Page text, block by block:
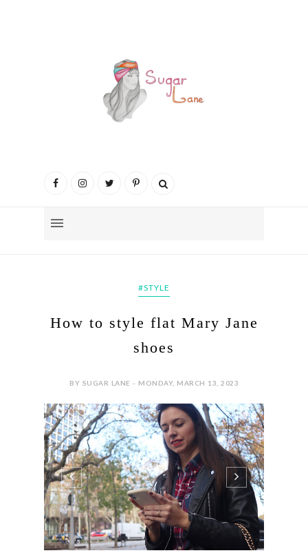
#STYLE
How to style flat Mary Jane
shoes
BY SUGAR LANE - MONDAY, MARCH 13, 2023